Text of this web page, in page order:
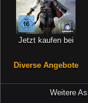
Jetzt kaufen bei
Diverse Angebote
Weitere